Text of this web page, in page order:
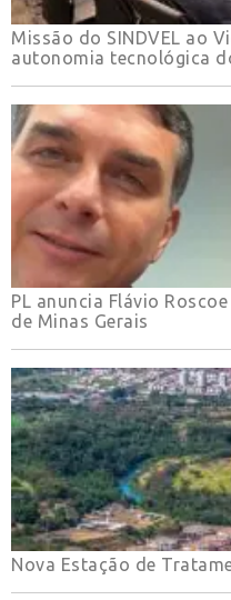
Missão do SINDVEL ao
autonomia tecnológica
PL anuncia Flávio
de Minas Gerais
Nova Estação de